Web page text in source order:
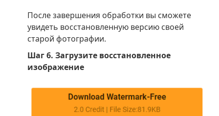
После завершения обработки вы сможете
увидеть восстановленную версию своей
старой фотографии.
Шаг 6. Загрузите восстановленное
изображение